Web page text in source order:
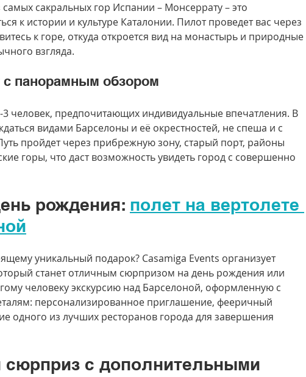
сакральных гор Испании – Монсеррату – это
к истории и культуре Каталонии. Пилот проведет вас через
к горе, откуда откроется вид на монастырь и природные
взгляда.
с панорамным обзором
человек, предпочитающих индивидуальные впечатления. В
видами Барселоны и её окрестностей, не спеша и с
пройдет через прибрежную зону, старый порт, районы
горы, что даст возможность увидеть город с совершенно
рождения: полет на вертолете
уникальный подарок? Casamiga Events организует
станет отличным сюрпризом на день рождения или
человеку экскурсию над Барселоной, оформленную с
персонализированное приглашение, фееричный
одного из лучших ресторанов города для завершения
сюрприз с дополнительными